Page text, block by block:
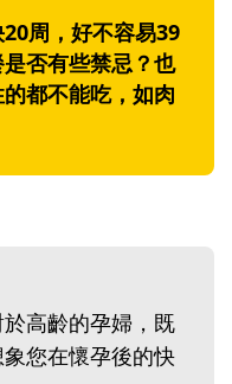
周，好不容易39
否有些禁忌？也
都不能吃，如肉
高齡的孕婦，既
您在懷孕後的快